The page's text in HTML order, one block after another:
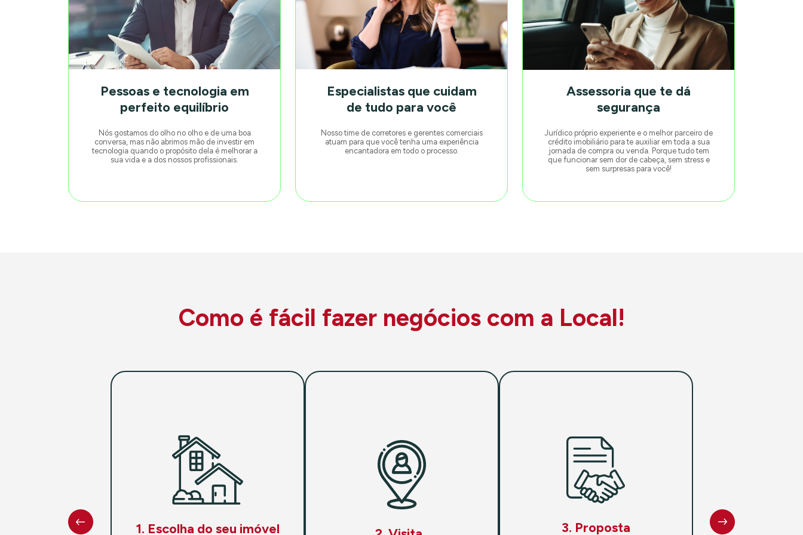
Pessoas e tecnologia em
perfeito equilíbrio
Nós gostamos do olho no olho e de uma boa
conversa, mas não abrimos mão de investir em
tecnologia quando o propósito dela é melhorar a
sua vida e a dos nossos profissionais.
Especialistas que cuidam
de tudo para você
Nosso time de corretores e gerentes comerciais
atuam para que você tenha uma experiência
encantadora em todo o processo.
Assessoria que te dá
segurança
Jurídico próprio experiente e o melhor parceiro de
crédito imobiliário para te auxiliar em toda a sua
jornada de compra ou venda. Porque tudo tem
que funcionar sem dor de cabeça, sem stress e
sem surpresas para você!
Como é fácil fazer negócios com a Local!
1. Escolha do seu imóvel 3. Proposta